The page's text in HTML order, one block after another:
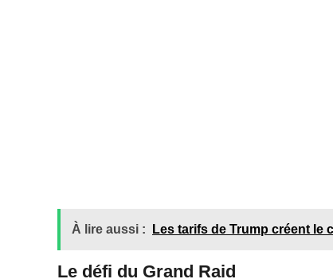
À lire aussi : Les tarifs de Trump créent
Le défi du Grand Raid